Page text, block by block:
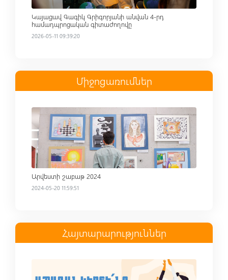
Կայացավ Գագիկ Գրիգորյանի անվան 4-րդ
համադպրոցական գիտաժողովը
2026-05-11 09:39:20
Միջոցառումներ
Read more
Արվեստի շաբաթ 2024
2024-05-20 11:59:51
Հայտարարություններ